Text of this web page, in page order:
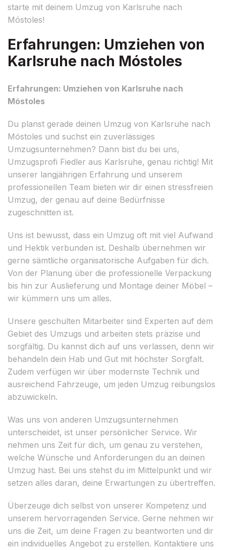
starte mit deinem Umzug von Karlsruhe nach
Móstoles!
Erfahrungen: Umziehen von
Karlsruhe nach Móstoles
Erfahrungen: Umziehen von Karlsruhe nach
Móstoles
Du planst gerade deinen Umzug von Karlsruhe nach
Móstoles und suchst ein zuverlässiges
Umzugsunternehmen? Dann bist du bei uns,
Umzugsprofi Fiedler aus Karlsruhe, genau richtig! Mit
unserer langjährigen Erfahrung und unserem
professionellen Team bieten wir dir einen stressfreien
Umzug, der genau auf deine Bedürfnisse
zugeschnitten ist.
Uns ist bewusst, dass ein Umzug oft mit viel Aufwand
und Hektik verbunden ist. Deshalb übernehmen wir
gerne sämtliche organisatorische Aufgaben für dich.
Von der Planung über die professionelle Verpackung
bis hin zur Auslieferung und Montage deiner Möbel –
wir kümmern uns um alles.
Unsere geschulten Mitarbeiter sind Experten auf dem
Gebiet des Umzugs und arbeiten stets präzise und
sorgfältig. Du kannst dich auf uns verlassen, denn wir
behandeln dein Hab und Gut mit höchster Sorgfalt.
Zudem verfügen wir über modernste Technik und
ausreichend Fahrzeuge, um jeden Umzug reibungslos
abzuwickeln.
Was uns von anderen Umzugsunternehmen
unterscheidet, ist unser persönlicher Service. Wir
nehmen uns Zeit für dich, um genau zu verstehen,
welche Wünsche und Anforderungen du an deinen
Umzug hast. Bei uns stehst du im Mittelpunkt und wir
setzen alles daran, deine Erwartungen zu übertreffen.
Überzeuge dich selbst von unserer Kompetenz und
unserem hervorragenden Service. Gerne nehmen wir
uns die Zeit, um deine Fragen zu beantworten und dir
ein individuelles Angebot zu erstellen. Kontaktiere uns